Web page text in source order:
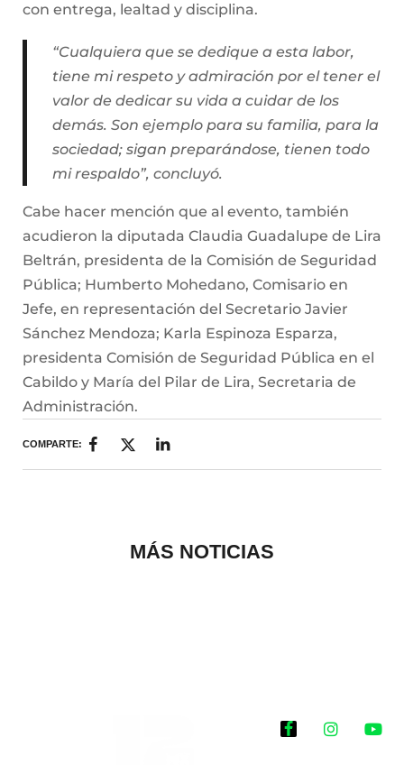
con entrega, lealtad y disciplina.
“Cualquiera que se dedique a esta labor,
tiene mi respeto y admiración por el tener el
valor de dedicar su vida a cuidar de los
demás. Son ejemplo para su familia, para la
sociedad; sigan preparándose, tienen todo
mi respaldo”, concluyó.
Cabe hacer mención que al evento, también
acudieron la diputada Claudia Guadalupe de Lira
Beltrán, presidenta de la Comisión de Seguridad
Pública; Humberto Mohedano, Comisario en
Jefe, en representación del Secretario Javier
Sánchez Mendoza; Karla Espinoza Esparza,
presidenta Comisión de Seguridad Pública en el
Cabildo y María del Pilar de Lira, Secretaria de
Administración.
COMPARTE:
MÁS NOTICIAS